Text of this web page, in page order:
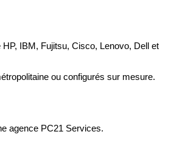
IBM, Fujitsu, Cisco, Lenovo, Dell et
ou configurés sur mesure.
agence PC21 Services.